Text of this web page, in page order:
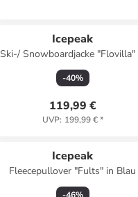
Icepeak
Ski-/ Snowboardjacke "Flovilla"
Schwarz
-40%
119,99 €
UVP: 199,99 €*
Icepeak
Fleecepullover "Fults" in Blau